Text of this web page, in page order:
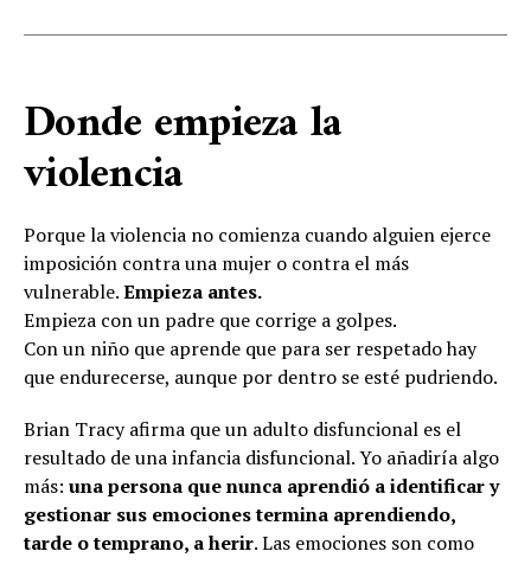
Donde empieza la
violencia
Porque la violencia no comienza cuando alguien ejerce
imposición contra una mujer o contra el más
vulnerable.Empieza antes.
Empieza con un padre que corrige a golpes.
Con un niño que aprende que para ser respetado hay
que endurecerse, aunque por dentro se esté pudriendo.
Brian Tracy afirma que un adulto disfuncional es el
resultado de una infancia disfuncional. Yo añadiría algo
más: una persona que nunca aprendió a identificar y
gestionar sus emociones termina aprendiendo,
tarde o temprano, a herir. Las emociones son como